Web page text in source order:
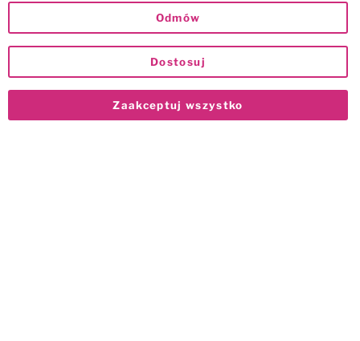
Zaakceptuj wszystko
Dostosuj
Odmów